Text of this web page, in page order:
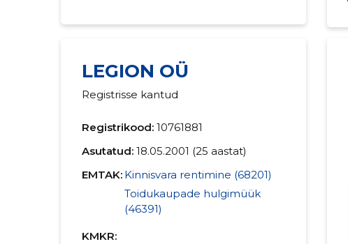
LEGION OÜ
Registrisse kantud
Registrikood: 10761881
Asutatud: 18.05.2001 (25 aastat)
EMTAK: Kinnisvara rentimine (68201)
Toidukaupade hulgimüük
(46391)
KMKR: